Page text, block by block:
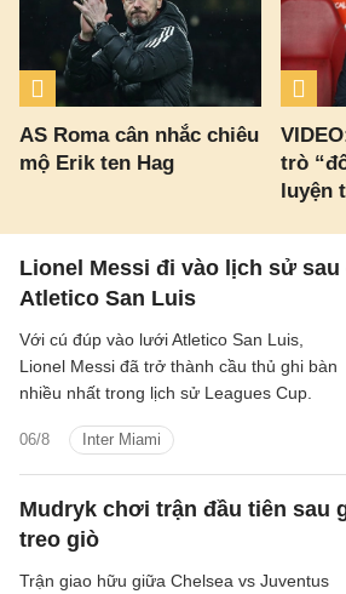
AS Roma cân nhắc chiêu
mộ Erik ten Hag
trò
luyện
Lionel Messi đi vào lịch sử
Atletico San Luis
06/8 Inter Miami
Với cú đúp vào lưới Atletico San Luis,
Lionel Messi đã trở thành cầu thủ ghi bàn
nhiều nhất trong lịch sử Leagues Cup.
Mudryk chơi trận đầu tiên sau
treo giò
Trận giao hữu giữa Chelsea vs Juventus